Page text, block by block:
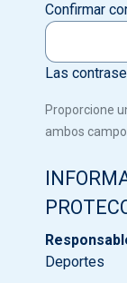
Confirmar
Las
Proporcione
ambos
Deportes